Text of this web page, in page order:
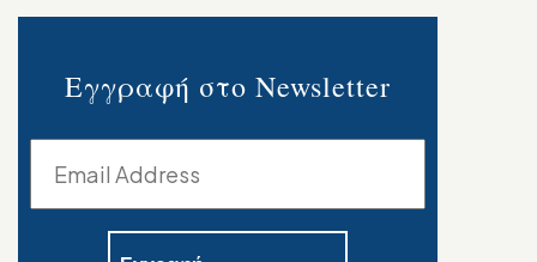
Εγγραφή στο Newsletter